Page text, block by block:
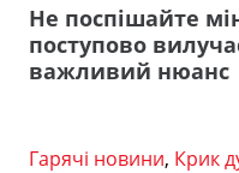
Не поспішайте
поступово
важливий нюанс
Гарячі новини, Крик